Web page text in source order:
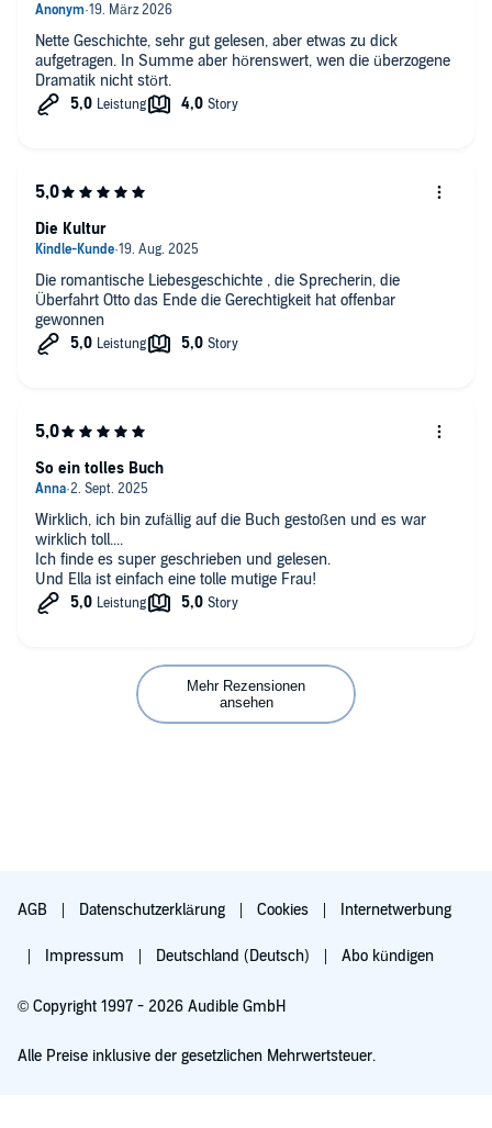
Nette Geschichte, sehr gut gelesen, aber etwas zu dick
aufgetragen. In Summe aber hörenswert, wen die überzogene
Dramatik nicht stört.
Die romantische Liebesgeschichte , die Sprecherin, die
Überfahrt Otto das Ende die Gerechtigkeit hat offenbar
gewonnen
Die Kultur
Wirklich, ich bin zufällig auf die Buch gestoßen und es war
wirklich toll....
Ich finde es super geschrieben und gelesen.
Und Ella ist einfach eine tolle mutige Frau!
So ein tolles Buch
Mehr Rezensionen
ansehen
AGB Datenschutzerklärung Cookies Internetwerbung
Impressum Deutschland (Deutsch) Abo kündigen
© Copyright 1997 - 2026 Audible GmbH
Alle Preise inklusive der gesetzlichen Mehrwertsteuer.